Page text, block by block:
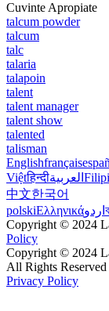
Cuvinte Apropiate
talcum powder
talcum
talc
talaria
talapoin
talent
talent manager
talent show
talented
talisman
Englishfrançais
Việtहिन्दीالعربية
中文한국어
polskiΕλληνικάاردو
Copyright © 2024
Policy
Copyright © 2024
All Rights Reserved
Privacy Policy